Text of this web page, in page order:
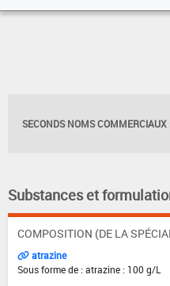
SECONDS NOMS COMMERCIAUX
Substances et
COMPOSITION (DE LA
atrazine
Sous forme de : atrazine : 100 g/L